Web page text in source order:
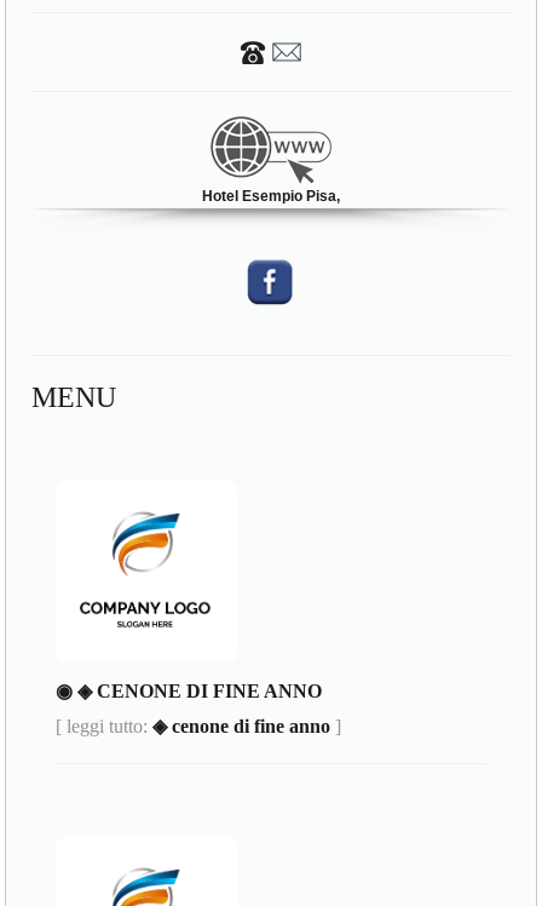
Hotel Esempio Pisa,
MENU
◉ ◈ CENONE DI FINE ANNO
[ leggi tutto:◈ cenone di fine anno ]